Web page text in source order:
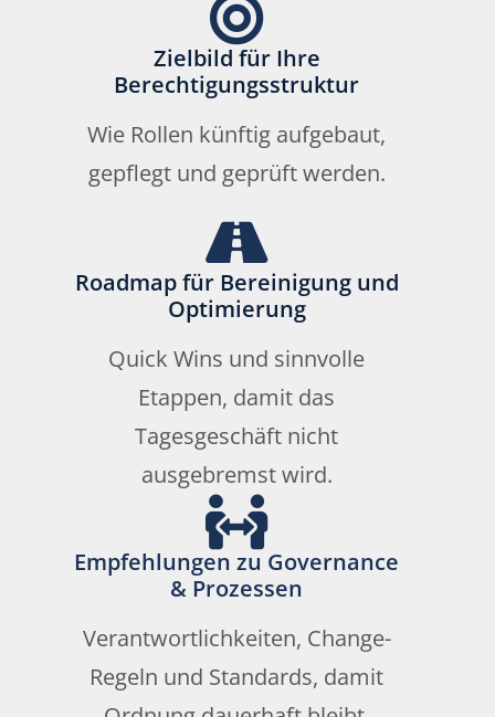
Zielbild für Ihre
Berechtigungsstruktur
Wie Rollen künftig aufgebaut,
gepflegt und geprüft werden.
Roadmap für Bereinigung und
Optimierung
Quick Wins und sinnvolle
Etappen, damit das
Tagesgeschäft nicht
ausgebremst wird.
Empfehlungen zu Governance
& Prozessen
Verantwortlichkeiten, Change-
Regeln und Standards, damit